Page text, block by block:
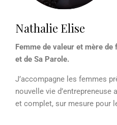
Nathalie Elise
Femme de valeur et mère de
et de Sa Parole.
J’accompagne les femmes
nouvelle vie d’entrepreneuse
et complet, sur mesure pour